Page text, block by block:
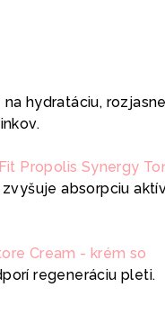
hydratáciu,
Propolis Synergy
absorpciu
Cream - krém so
regeneráciu pleti.